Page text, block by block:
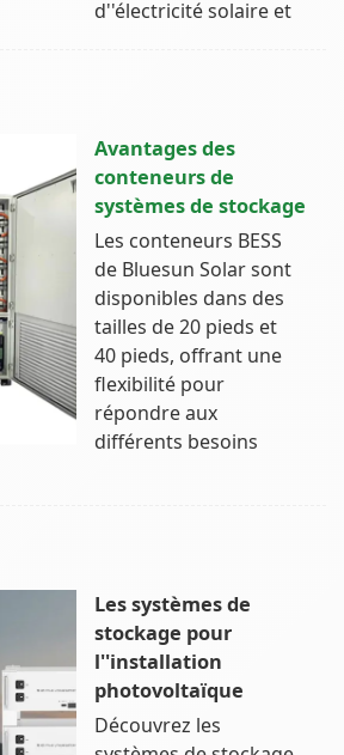
d''électricité solaire et
Avantages des
conteneurs de
systèmes de stockage
Les conteneurs BESS
de Bluesun Solar sont
disponibles dans des
tailles de 20 pieds et
40 pieds, offrant une
flexibilité pour
répondre aux
différents besoins
Les systèmes de
stockage pour
l''installation
photovoltaïque
Découvrez les